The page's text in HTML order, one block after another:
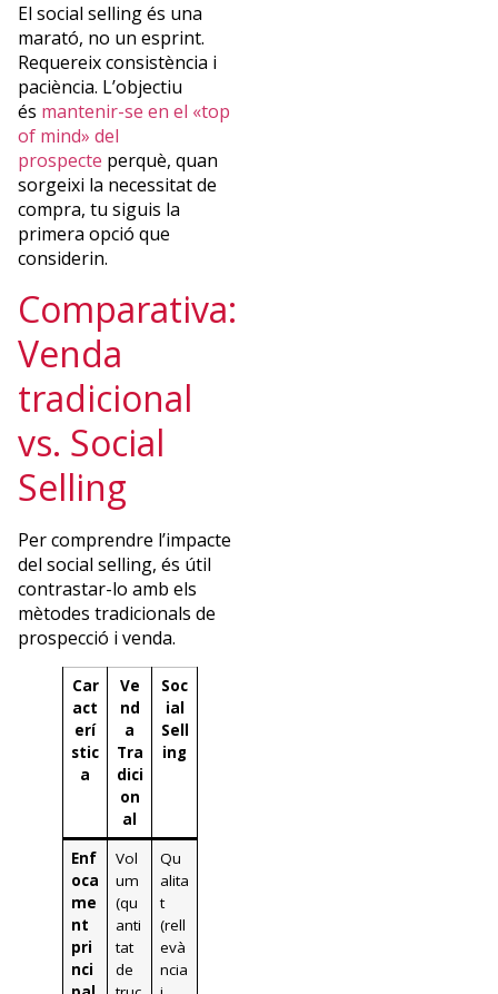
El social selling és una
marató, no un esprint.
Requereix consistència i
paciència. L’objectiu
és mantenir-se en el «top
of mind» del
prospecte perquè, quan
sorgeixi la necessitat de
compra, tu siguis la
primera opció que
considerin.
Comparativa:
Venda
tradicional
vs. Social
Selling
Per comprendre l’impacte
del social selling, és útil
contrastar-lo amb els
mètodes tradicionals de
prospecció i venda.
Car
act
erí
stic
a
Ve
nd
a
Tra
dici
on
al
Soc
ial
Sell
ing
Enf
oca
me
nt
pri
nci
Vol
um
(qu
anti
tat
de
Qu
alita
t
(rell
evà
ncia